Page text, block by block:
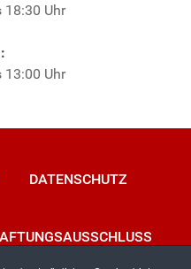
18:30 Uhr
13:00 Uhr
DATENSCHUTZ